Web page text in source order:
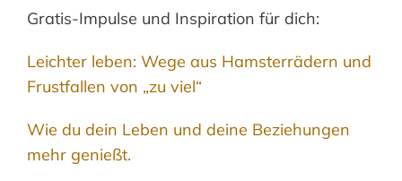
Gratis-Impulse und Inspiration für dich:
Leichter leben: Wege aus Hamsterrädern und
Frustfallen von „zu viel“
Wie du dein Leben und deine Beziehungen
mehr genießt.